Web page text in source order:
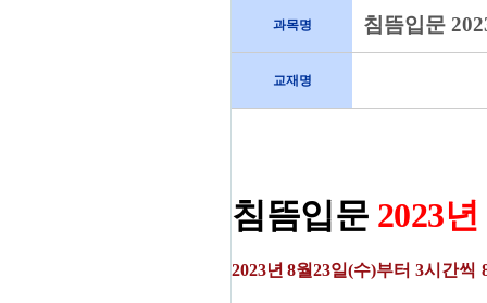
과목명 침뜸입문
교재명
침뜸입문 2023년
2023년8월23일(수)부터 3시간씩